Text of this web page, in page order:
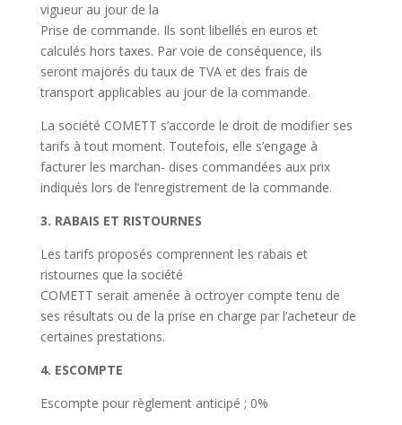
vigueur au jour de la
Prise de commande. Ils sont libellés en euros et
calculés hors taxes. Par voie de conséquence, ils
seront majorés du taux de TVA et des frais de
transport applicables au jour de la commande.
La société COMETT s’accorde le droit de modifier ses
tarifs à tout moment. Toutefois, elle s’engage à
facturer les marchan- dises commandées aux prix
indiqués lors de l’enregistrement de la commande.
3. RABAIS ET RISTOURNES
Les tarifs proposés comprennent les rabais et
ristournes que la société
COMETT serait amenée à octroyer compte tenu de
ses résultats ou de la prise en charge par l’acheteur de
certaines prestations.
4. ESCOMPTE
Escompte pour règlement anticipé ; 0%